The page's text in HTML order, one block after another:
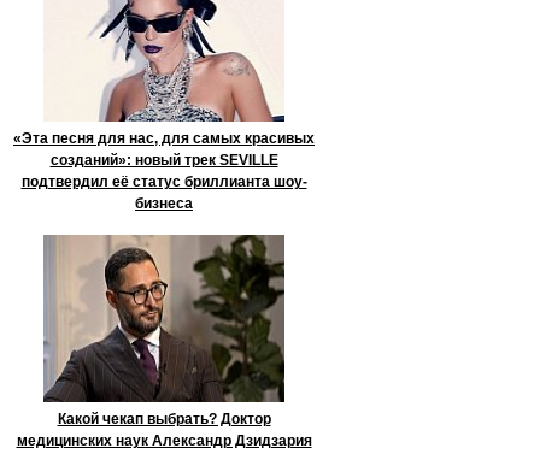
«Эта песня для нас, для самых красивых
созданий»: новый трек SEVILLE
подтвердил её статус бриллианта шоу-
бизнеса
Какой чекап выбрать? Доктор
медицинских наук Александр Дзидзария